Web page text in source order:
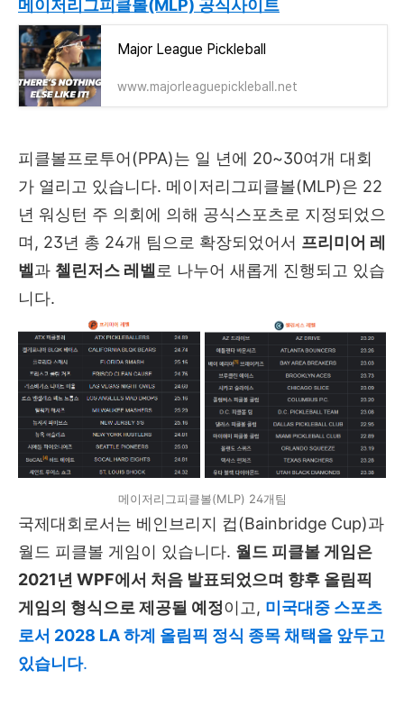
메이저리그피클볼(MLP) 공식사이트
Major League Pickleball
www.majorleaguepickleball.net
피클볼프로투어(PPA)는 일 년에 20~30여개 대회
가 열리고 있습니다. 메이저리그피클볼(MLP)은 22
년 워싱턴 주 의회에 의해 공식스포츠로 지정되었으
며, 23년 총 24개 팀으로 확장되었어서 프리미어 레
벨과 첼린저스 레벨 로 나누어 새롭게 진행되고 있습
니다.
메이저리그피클볼(MLP) 24개팀
국제대회로서는 베인브리지 컵(Bainbridge Cup)과
월드 피클볼 게임이 있습니다. 월드 피클볼 게임은
2021년 WPF에서 처음 발표되었으며 향후 올림픽
게임의 형식으로 제공될 예정이고, 미국대중 스포츠
로서 2028 LA 하계 올림픽 정식 종목 채택을 앞두고
있습니다.